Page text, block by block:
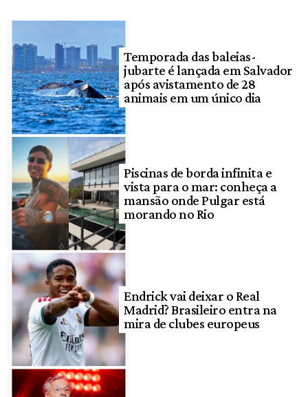
Temporada das baleias-
jubarte é lançada em Salvador
após avistamento de 28
animais em um único dia
Piscinas de borda infinita e
vista para o mar: conheça a
mansão onde Pulgar está
morando no Rio
Endrick vai deixar o Real
Madrid? Brasileiro entra na
mira de clubes europeus